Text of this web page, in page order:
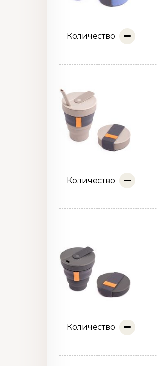
Количество
Количество
Количество